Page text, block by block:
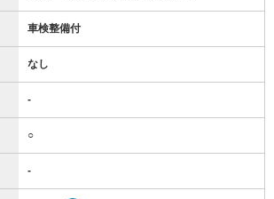
車検整備付
なし
-
○
-